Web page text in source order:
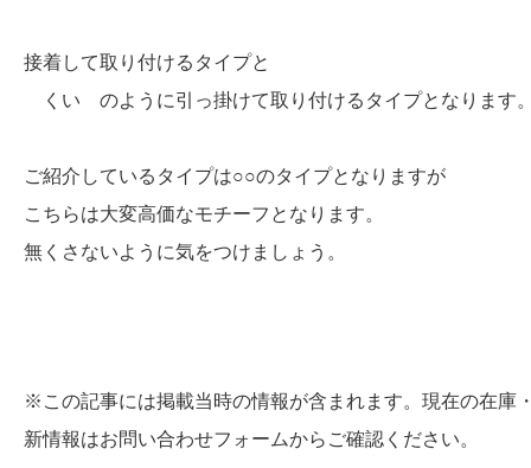
接着して取り付けるタイプと
くい のように引っ掛けて取り付けるタイプとなります
ご紹介しているタイプは○○のタイプとなりますが
こちらは大変高価なモチーフとなります。
無くさないように気をつけましょう。
※この記事には掲載当時の情報が含まれます。現在の在庫
新情報はお問い合わせフォームからご確認ください。